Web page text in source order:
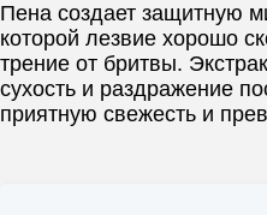
Пена создает защитную
которой лезвие хорошо
трение от бритвы.
сухость и раздражение
приятную свежесть и